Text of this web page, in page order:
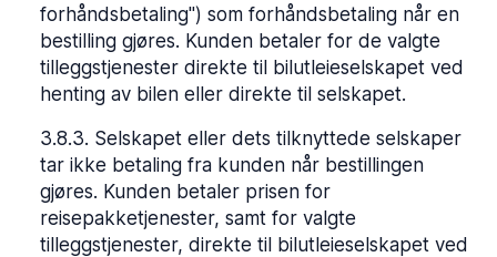
forhåndsbetaling") som forhåndsbetaling når en
bestilling gjøres. Kunden betaler for de valgte
tilleggstjenester direkte til bilutleieselskapet ved
henting av bilen eller direkte til selskapet.
3.8.3. Selskapet eller dets tilknyttede selskaper
tar ikke betaling fra kunden når bestillingen
gjøres. Kunden betaler prisen for
reisepakketjenester, samt for valgte
tilleggstjenester, direkte til bilutleieselskapet ved